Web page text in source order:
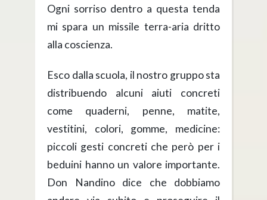
Ogni sorriso dentro a questa tenda
mi spara un missile terra-aria dritto
alla coscienza.
Esco dalla scuola, il nostro gruppo sta
distribuendo alcuni aiuti concreti
come quaderni, penne, matite,
vestitini, colori, gomme, medicine:
piccoli gesti concreti che però per i
beduini hanno un valore importante.
Don Nandino dice che dobbiamo